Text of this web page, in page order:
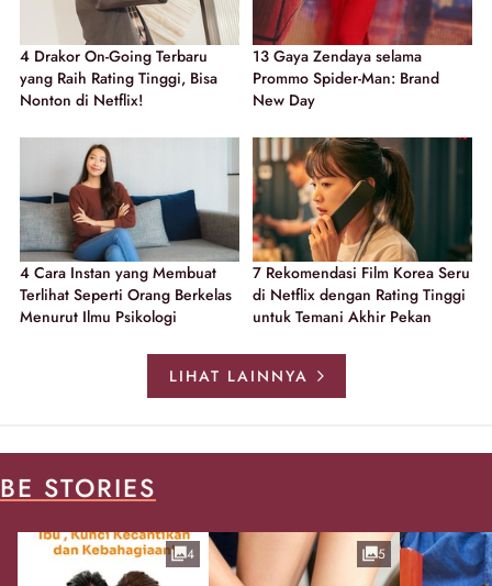
4 Drakor On-Going Terbaru
yang Raih Rating Tinggi, Bisa
Nonton di Netflix!
13 Gaya Zendaya selama
Prommo Spider-Man: Brand
New Day
4 Cara Instan yang Membuat
Terlihat Seperti Orang Berkelas
Menurut Ilmu Psikologi
7 Rekomendasi Film Korea Seru
di Netflix dengan Rating Tinggi
untuk Temani Akhir Pekan
LIHAT LAINNYA
BE STORIES
4 5